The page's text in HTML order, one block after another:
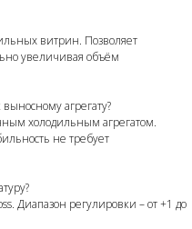
витрин. Позволяет
увеличивая объём
агрегату?
холодильным агрегатом.
не требует
Диапазон регулировки – от +1 до